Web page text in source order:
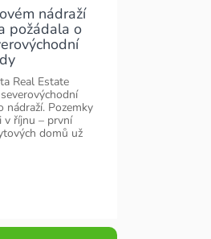
nádraží
požádala o
Real Estate
nádraží. Pozemky
v říjnu – první
domů už